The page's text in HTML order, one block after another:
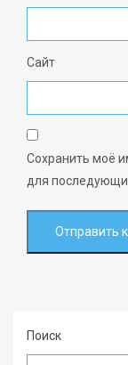
Сайт
Сохранить моё
для
Поиск